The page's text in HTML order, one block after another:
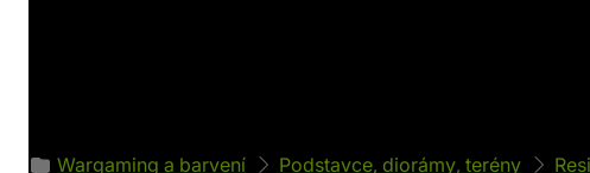
Wargaming a barvení
Podstavce, diorámy, terény